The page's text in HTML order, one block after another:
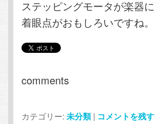
ステッピングモータが楽器
着眼点がおもしろいですね。
comments
カテゴリー: 未分類 | コメントを残す